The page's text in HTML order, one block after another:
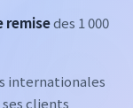
remisedes 1 000
internationales
clients